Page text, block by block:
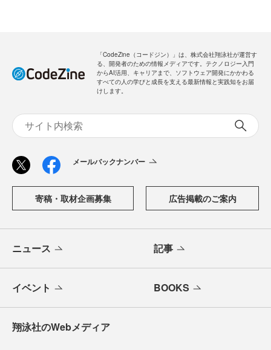
「CodeZine（コードジン）」は、株式会社翔泳社が運営す
る、開発者のための情報メディアです。テクノロジー入門
からAI活用、キャリアまで、ソフトウェア開発にかかわる
すべての人の学びと成長を支える最新情報と実践知をお届
けします。
メールバックナンバー
寄稿・取材企画募集 広告掲載のご案内
ニュース 記事
イベント BOOKS
翔泳社のWebメディア